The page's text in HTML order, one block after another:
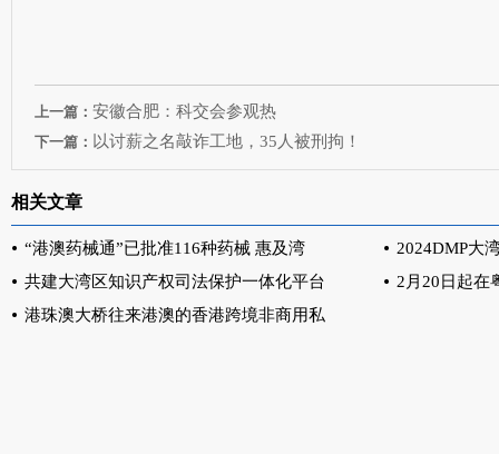
上一篇： 安徽合肥：科交会参观热
下一篇： 以讨薪之名敲诈工地，35人被刑拘！
相关文章
“港澳药械通”已批准116种药械 惠及湾
2024DMP大
共建大湾区知识产权司法保护一体化平台
2月20日起在
港珠澳大桥往来港澳的香港跨境非商用私